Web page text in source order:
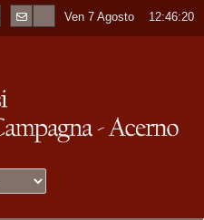
Ven 7 Agosto 12:46:20